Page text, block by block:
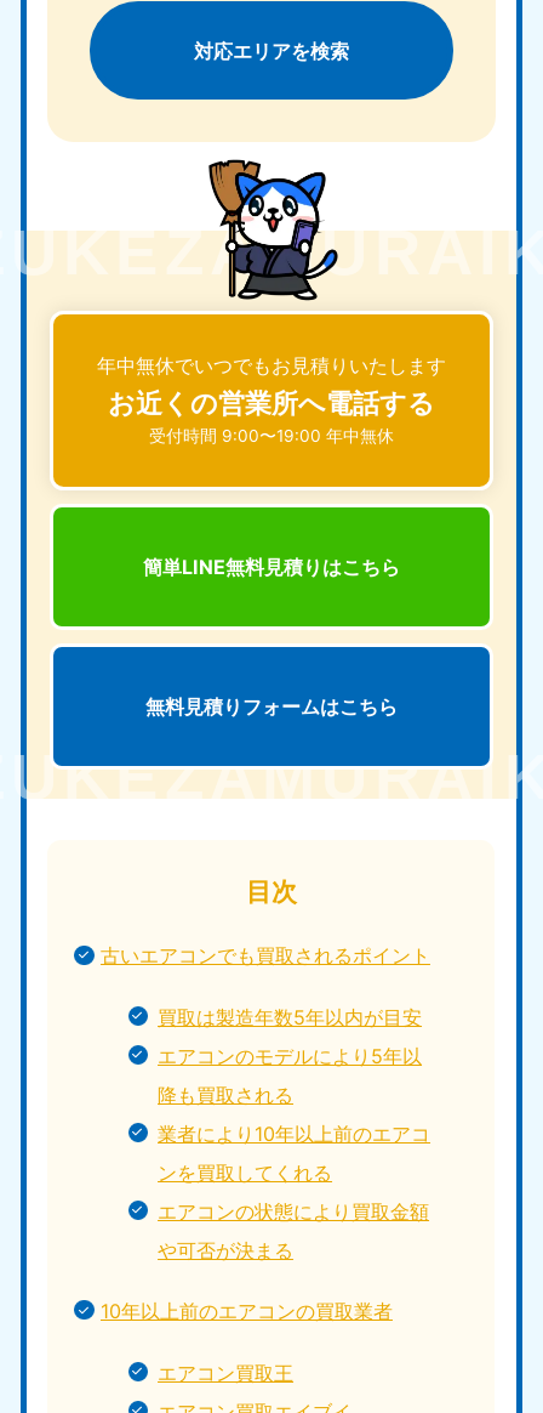
対応エリアを検索
年中無休でいつでもお見積りいたします
お近くの営業所へ電話する
受付時間 9:00〜19:00 年中無休
簡単LINE無料見積りはこちら
無料見積りフォームはこちら
目次
古いエアコンでも買取されるポイント
買取は製造年数5年以内が目安
エアコンのモデルにより5年以
降も買取される
業者により10年以上前のエアコ
ンを買取してくれる
エアコンの状態により買取金額
や可否が決まる
10年以上前のエアコンの買取業者
エアコン買取王